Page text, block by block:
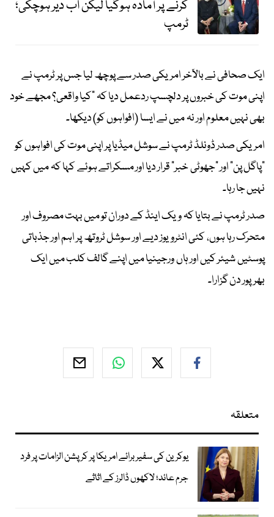
کرنے پر آمادہ ہوگیا لیکن اب دیر ہوچکی؛
ٹرمپ
ایک صحافی نے بالآخر امریکی صدر سے پوچھ لیا جس پر ٹرمپ نے
اپنی موت کی خبروں پر دلچسپ ردعمل دیا کہ "کیا واقعی؟ مجھے خود
بھی نہیں معلوم اور نہ میں نے ایسا (افواہوں کو) دیکھا۔
امریکی صدر ڈونلڈ ٹرمپ نے سوشل میڈیا پر اپنی موت کی افواہوں کو
"پاگل پن" اور "جھوٹی خبر" قرار دیا اور مسکراتے ہوئے کہا کہ میں کہیں
نہیں جا رہا۔
صدر ٹرمپ نے بتایا کہ ویک اینڈ کے دوران تو میں بہت مصروف اور
متحرک رہا ہوں، کئی انٹرویوز دیے اور سوشل ٹروتھ پر اہم اور جذباتی
پوسٹیں شیئر کیں اور ہاں ورجینیا میں اپنے گالف کلب میں ایک
بھرپور دن گزارا۔
متعلقہ
یوکرین کی سفیر برائے امریکا پر کرپشن الزامات پر فرد
جرم عائد؛ لاکھوں ڈالرز کے اثاثے